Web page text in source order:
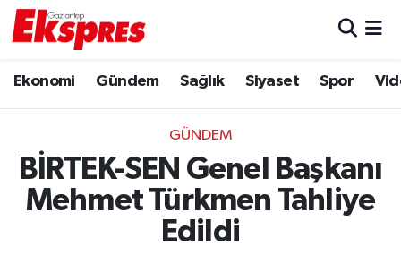
Ekonomi Gündem Sağlık Siyaset Spor
GÜNDEM
BİRTEK-SEN Genel Başkanı
Mehmet Türkmen Tahliye
Edildi
Ekonomi
Gaziantep son dakika
Genel
Trafik Durumu
Puan Durumu ve Fikstür
Tüm Manşetler